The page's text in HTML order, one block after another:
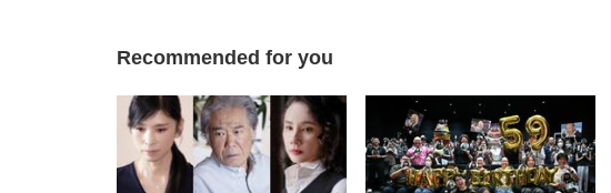
Recommended for you